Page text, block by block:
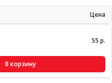
Цена
55 р.
В корзину